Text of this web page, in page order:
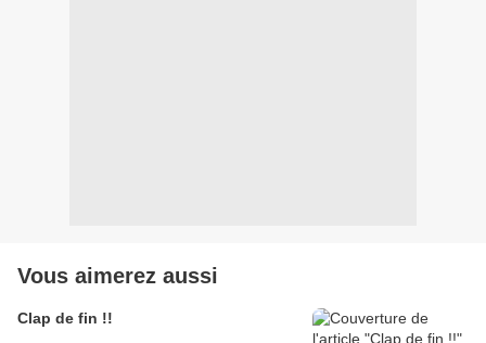
Vous aimerez aussi
Clap de fin !!